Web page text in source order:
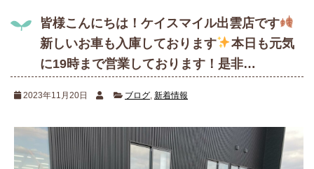
皆様こんにちは！ケイスマイル出雲店です
新しいお車も入庫しております
本日も元気
に19時まで営業しております！是非…
2023年11月20日 ブログ 新着情報